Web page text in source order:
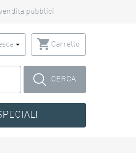
pubblici
Carrello
CERCA